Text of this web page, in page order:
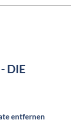
DIE
entfernen